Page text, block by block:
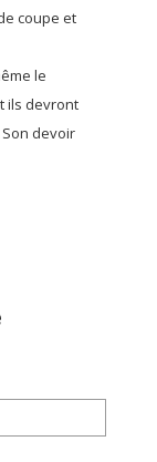
coupe et
le
ils devront
devoir